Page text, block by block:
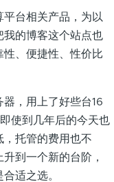
台相关产品，为以
我的博客这个站点也
、便捷性、性价比
，用上了好些台16
使到几年后的今天也
托管的费用也不
到一个新的台阶，
适之选。